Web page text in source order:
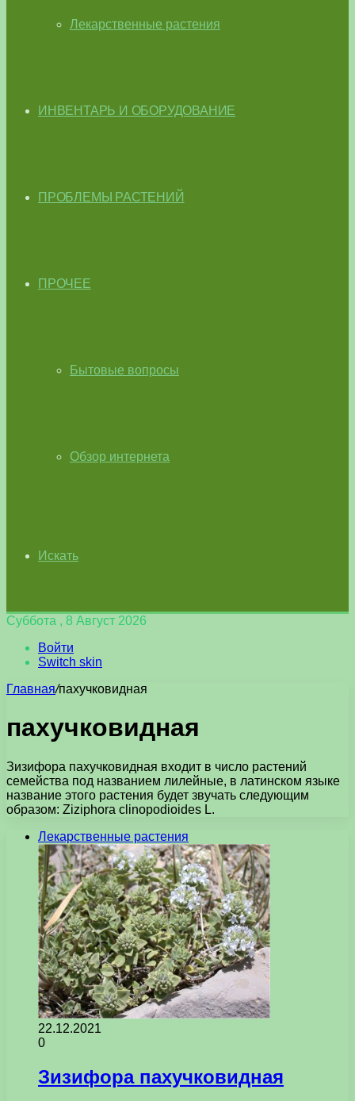
Лекарственные растения
ИНВЕНТАРЬ И ОБОРУДОВАНИЕ
ПРОБЛЕМЫ РАСТЕНИЙ
ПРОЧЕЕ
Бытовые вопросы
Обзор интернета
Искать
Суббота , 8 Август 2026
Войти
Switch skin
Главная/пахучковидная
пахучковидная
Зизифора пахучковидная входит в число растений
семейства под названием лилейные, в латинском языке
название этого растения будет звучать следующим
образом: Ziziphora clinopodioides L.
Лекарственные растения
22.12.2021
0
Зизифора пахучковидная